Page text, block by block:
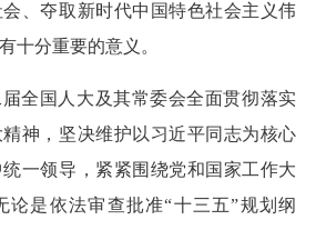
、夺取新时代中国特色社会主义伟
十分重要的意义。
全国人大及其常委会全面贯彻落实
神，坚决维护以习近平同志为核心
一领导，紧紧围绕党和国家工作大
论是依法审查批准“十三五”规划纲